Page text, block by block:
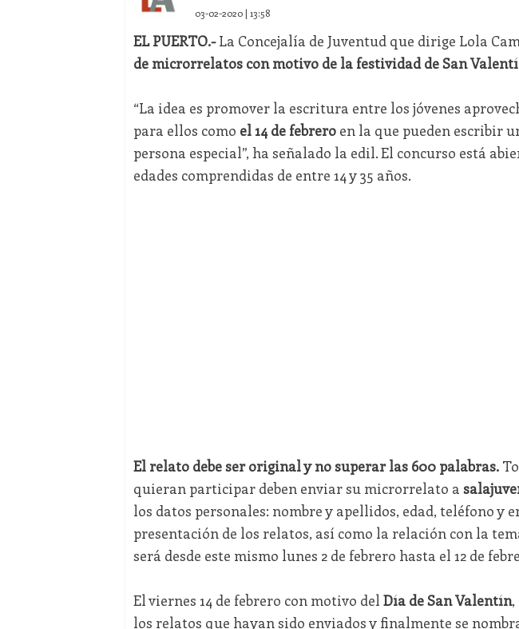
03-02-2020 | 13:58
EL PUERTO.-La Concejalía de Juventud que dirige Lola
de microrrelatos con motivo de la festividad de San
“La idea es promover la escritura entre los jóvenes
para ellos como el 14 de febreroen la que pueden escribir
persona especial”, ha señalado la edil. El concurso está
edades comprendidas de entre 14 y 35 años.
El relato debe ser original y no superar las 600 palabras.
quieran participar deben enviar su microrrelato a
los datos personales: nombre y apellidos, edad, teléfono y
presentación de los relatos, así como la relación con la
será desde este mismo lunes 2 de febrero hasta el 12 de
El viernes 14 de febrero con motivo del Día de San Valentín,
los relatos que hayan sido enviados y finalmente se